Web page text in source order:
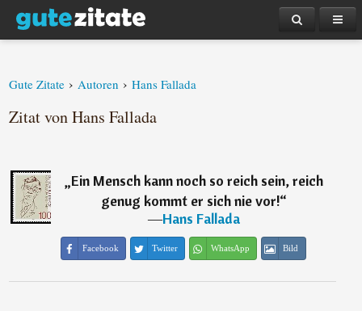
Gute Zitate › Autoren › Hans Fallada
Zitat von Hans Fallada
„Ein Mensch kann noch so reich sein, reich
genug kommt er sich nie vor!“
―Hans Fallada
Facebook Twitter WhatsApp Bild